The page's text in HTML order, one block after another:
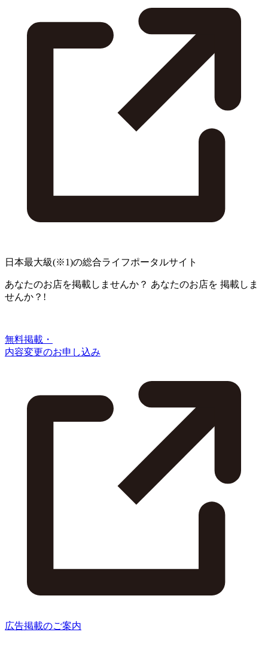
日本最大級(※1)の総合ライフポータルサイト
あなたのお店を掲載しませんか？ あなたのお店を 掲載しま
せんか？!
無料掲載・
内容変更のお申し込み
広告掲載のご案内